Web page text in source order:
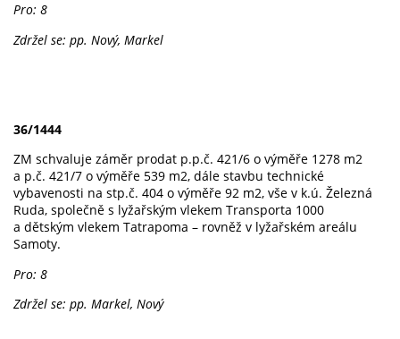
Pro: 8
Zdržel se: pp. Nový, Markel
36/1444
ZM schvaluje záměr prodat p.p.č. 421/6 o výměře 1278 m2
a p.č. 421/7 o výměře 539 m2, dále stavbu technické
vybavenosti na stp.č. 404 o výměře 92 m2, vše v k.ú. Železná
Ruda, společně s lyžařským vlekem Transporta 1000
a dětským vlekem Tatrapoma – rovněž v lyžařském areálu
Samoty.
Pro: 8
Zdržel se: pp. Markel, Nový